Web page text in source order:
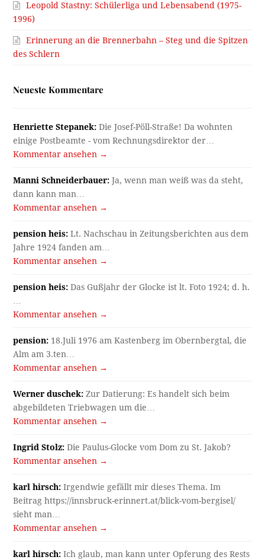
Leopold Stastny: Schülerliga und Lebensabend (1975-
1996)
Erinnerung an die Brennerbahn – Steg und die Spitzen
des Schlern
Neueste Kommentare
Henriette Stepanek: Die Josef-Pöll-Straße! Da wohnten
einige Postbeamte - vom Rechnungsdirektor der…
Kommentar ansehen →
Manni Schneiderbauer: Ja, wenn man weiß was da steht,
dann kann man…
Kommentar ansehen →
pension heis: Lt. Nachschau in Zeitungsberichten aus dem
Jahre 1924 fanden am…
Kommentar ansehen →
pension heis: Das Gußjahr der Glocke ist lt. Foto 1924; d. h.
…
Kommentar ansehen →
pension: 18.Juli 1976 am Kastenberg im Obernbergtal, die
Alm am 3.ten…
Kommentar ansehen →
Werner duschek: Zur Datierung: Es handelt sich beim
abgebildeten Triebwagen um die…
Kommentar ansehen →
Ingrid Stolz: Die Paulus-Glocke vom Dom zu St. Jakob?
Kommentar ansehen →
karl hirsch: Irgendwie gefällt mir dieses Thema. Im
Beitrag https://innsbruck-erinnert.at/blick-vom-bergisel/
sieht man…
Kommentar ansehen →
karl hirsch: Ich glaub, man kann unter Opferung des Rests